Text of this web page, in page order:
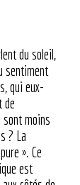
du soleil,
sentiment
qui eux-
de
sont moins
? La
». Ce
est